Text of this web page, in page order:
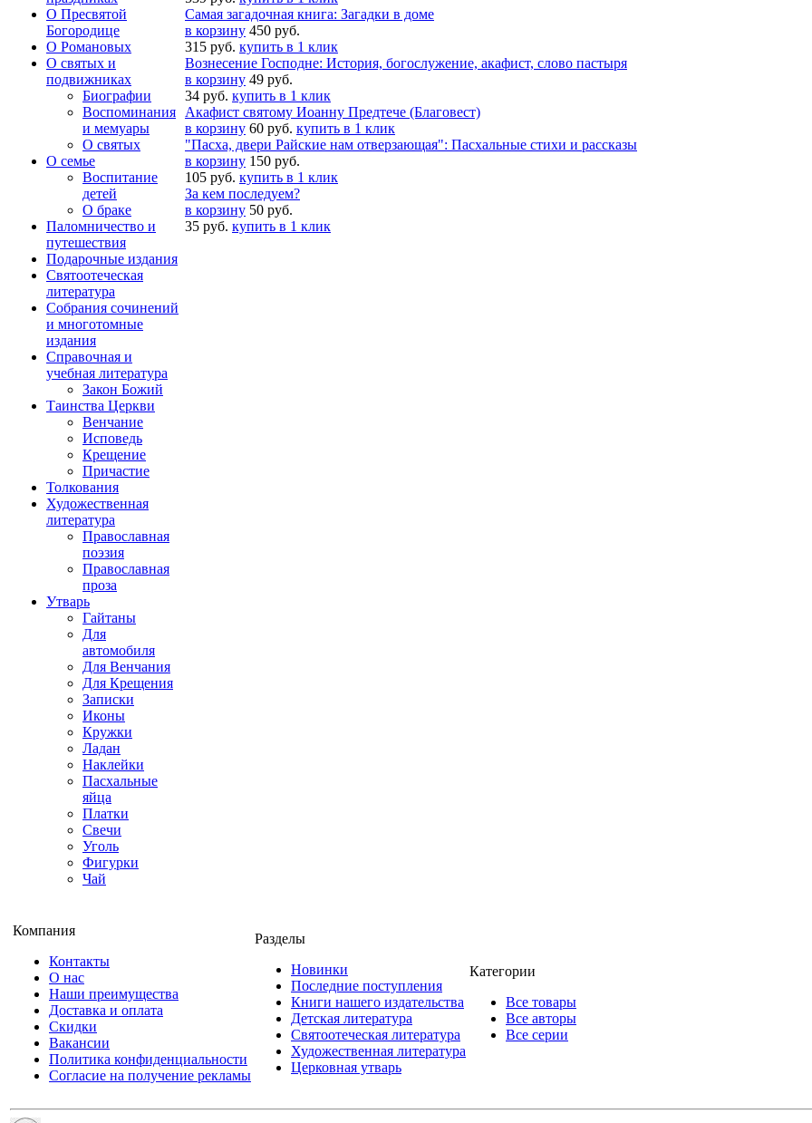
О Пресвятой
Богородице
О Романовых
О святых и
подвижниках
Биографии
Воспоминания
и мемуары
О святых
О семье
Воспитание
детей
О браке
Паломничество и
путешествия
Подарочные издания
Святоотеческая
литература
Собрания сочинений
и многотомные
издания
Справочная и
учебная литература
Закон Божий
Таинства Церкви
Венчание
Исповедь
Крещение
Причастие
Толкования
Художественная
литература
Православная
поэзия
Православная
проза
Утварь
Гайтаны
Для
автомобиля
Для Венчания
Для Крещения
Записки
Иконы
Кружки
Ладан
Наклейки
Пасхальные
яйца
Платки
Свечи
Уголь
Фигурки
Чай
Самая загадочная книга: Загадки в доме
в корзину 450 руб.
315 руб. купить в 1 клик
Вознесение Господне: История, богослужение, акафист, слово пастыря
в корзину 49 руб.
34 руб. купить в 1 клик
Акафист святому Иоанну Предтече (Благовест)
в корзину 60 руб. купить в 1 клик
"Пасха, двери Райские нам отверзающая": Пасхальные стихи и рассказы
в корзину 150 руб.
105 руб. купить в 1 клик
За кем последуем?
в корзину 50 руб.
35 руб. купить в 1 клик
Компания
Контакты
О нас
Наши преимущества
Доставка и оплата
Скидки
Вакансии
Политика конфиденциальности
Согласие на получение рекламы
Разделы
Новинки
Последние поступления
Книги нашего издательства
Детская литература
Святоотеческая литература
Художественная литература
Церковная утварь
Категории
Все товары
Все авторы
Все серии